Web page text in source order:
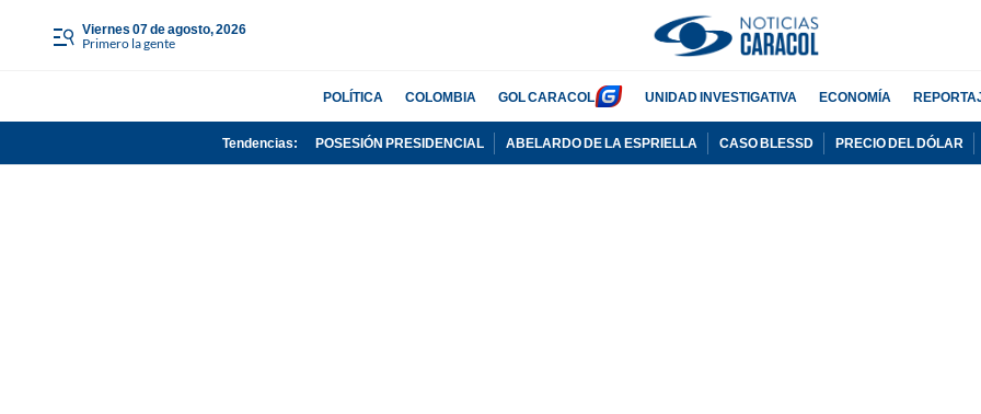
viernes 07 de agosto, 2026
Primero la gente
POLÍTICA COLOMBIA GOL CARACOL UNIDAD INVESTIGATIVA ECONOMÍA
Tendencias: POSESIÓN PRESIDENCIAL ABELARDO DE LA ESPRIELLA CASO BLESSD PRECIO DEL DÓLAR